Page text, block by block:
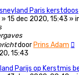
Paris kerstdoos
» 15 dec 2020, 15:43 »
door Prins Adam
15:43
Parijs op Kerstmis